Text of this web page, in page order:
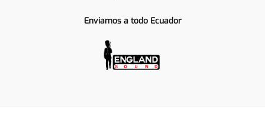
Enviamos a todo Ecuador